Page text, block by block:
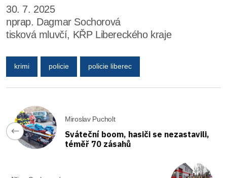
30. 7. 2025
nprap. Dagmar Sochorová
tisková mluvčí, KŘP Libereckého kraje
krimi policie policie liberec
Miroslav Pucholt
Sváteční boom, hasiči se nezastavili,
téměř 70 zásahů